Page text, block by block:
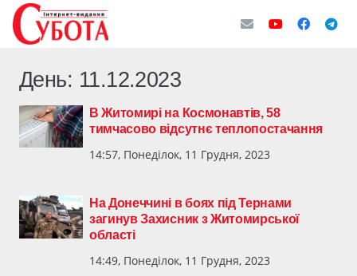
День: 11.12.2023
В Житомирі на Космонавтів, 58
тимчасово відсутнє теплопостачання
14:57, Понеділок, 11 Грудня, 2023
На Донеччині в боях під Тернами
загинув Захисник з Житомирської
області
14:49, Понеділок, 11 Грудня, 2023